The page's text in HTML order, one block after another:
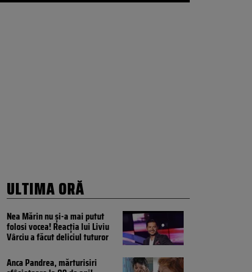
ULTIMA ORĂ
Nea Mărin nu și-a mai putut
folosi vocea! Reacția lui Liviu
Vârciu a făcut deliciul tuturor
Anca Pandrea, mărturisiri